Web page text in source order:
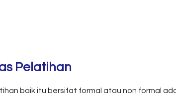
Pelatihan
baik itu bersifat formal atau non formal